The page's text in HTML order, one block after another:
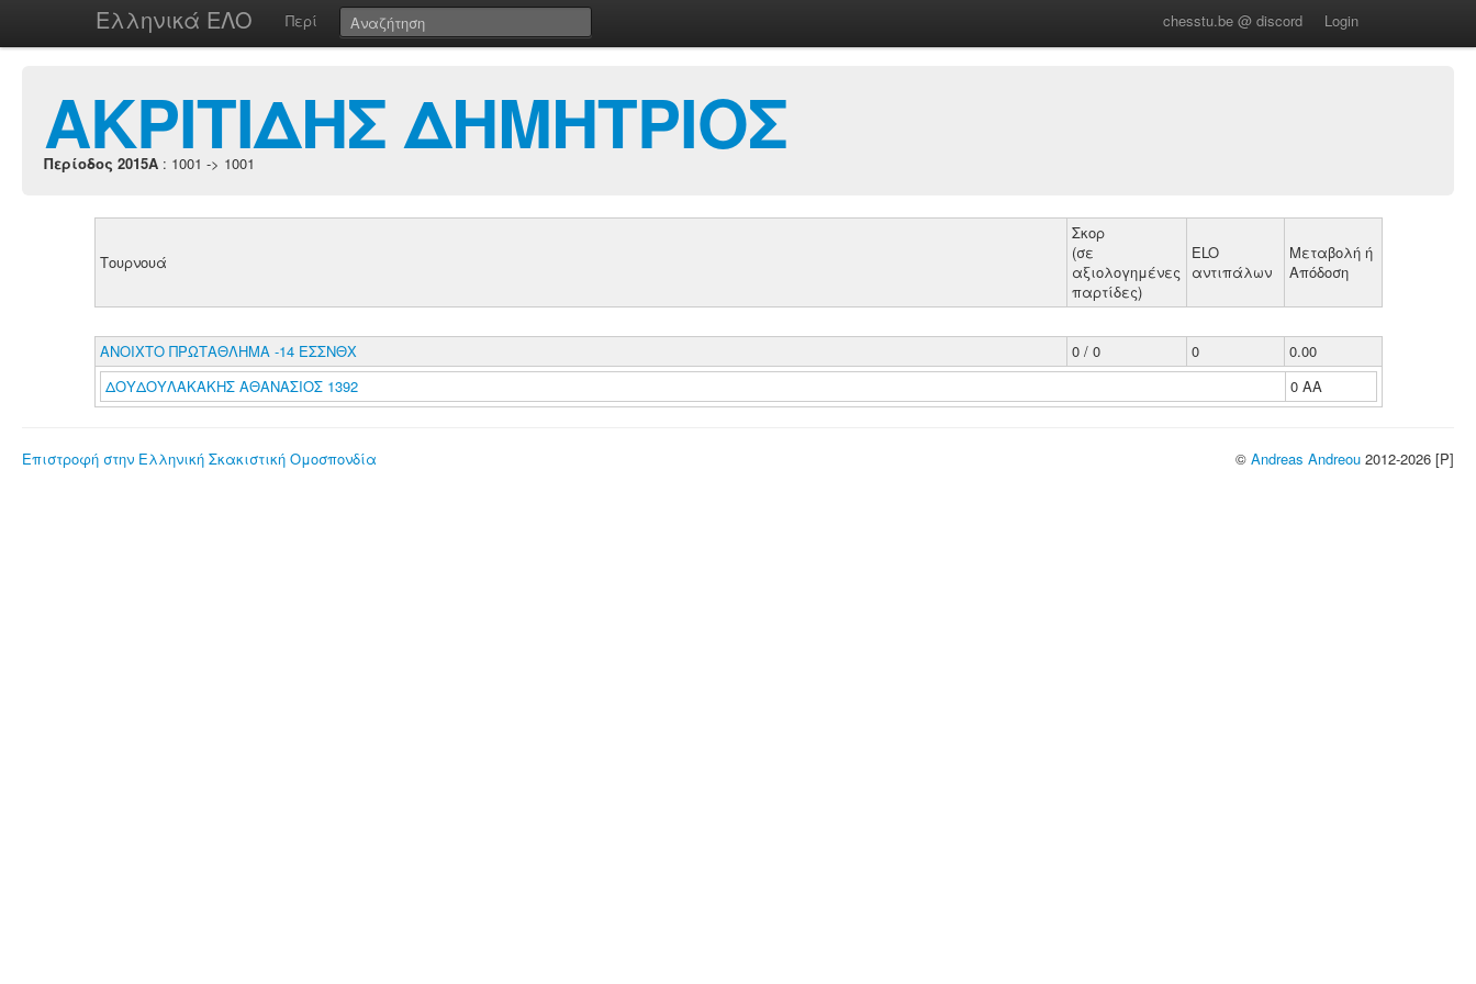
Ελληνικά ΕΛΟ Περί chesstu.be @ discord Login
ΑΚΡΙΤΙΔΗΣ ΔΗΜΗΤΡΙΟΣ
Περίοδος 2015A : 1001 -> 1001
Τουρνουά
Σκορ
(σε
αξιολογημένες
παρτίδες)
ELO
αντιπάλων
Μεταβολή ή
Απόδοση
ΑΝΟΙΧΤΟ ΠΡΩΤΑΘΛΗΜΑ -14 ΕΣΣΝΘΧ 0 / 0 0
0.00
ΔΟΥΔΟΥΛΑΚΑΚΗΣ ΑΘΑΝΑΣΙΟΣ 1392
0 ΑΑ
Επιστροφή στην Ελληνική Σκακιστική Ομοσπονδία © Andreas Andreou 2012-2026 [P]